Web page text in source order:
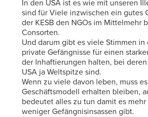
In den USA ist es wie mit unseren
sind für Viele inzwischen ein gutes
der KESB den NGOs im Mittelmehr
Consorten.
Und darum gibt es viele Stimmen in
private Gefängnisse für einen
der Inhaftierungen halten, bei
USA ja Weltspitze sind.
Wenn zu viele davon leben, muss
Geschäftsmodell erhalten bleiben,
bedeutet alles zu tun damit es
weniger Gefängnisinsassen gibt.